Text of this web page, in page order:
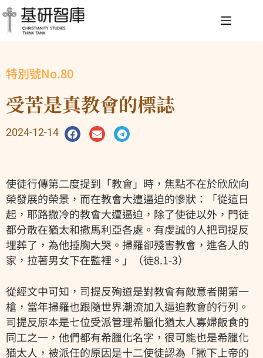
特別號No.80
受苦是真教會的標誌
2024-12-14
使徒行傳第二度提到「教會」時，焦點不在於欣欣向
榮發展的榮景，而在教會大遭逼迫的慘狀：「從這日
起，耶路撒冷的教會大遭逼迫，除了使徒以外，門徒
都分散在猶太和撒馬利亞各處。有虔誠的人把司提反
埋葬了，為他捶胸大哭。掃羅卻殘害教會，進各人的
家，拉著男女下在監裡。」（徒8.1-3）
從經文中可知，司提反殉道是對教會有敵意者開第一
槍，當年掃羅也跟隨世界潮流加入逼迫教會的行列。
司提反原本是七位受派管理希臘化猶太人寡婦飯食的
同工之一，他們都有希臘化名字，很可能也是希臘化
猶太人，被派任的原因是十二使徒認為「撇下上帝的